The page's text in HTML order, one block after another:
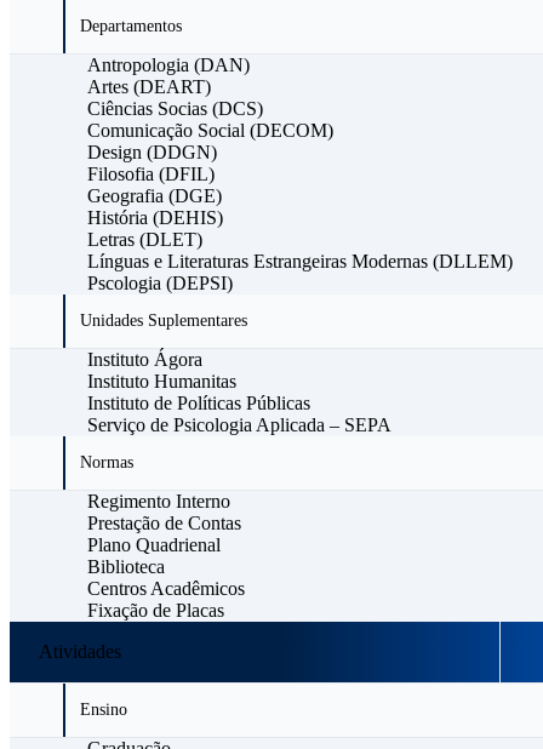
Departamentos
Antropologia (DAN)
Artes (DEART)
Ciências Socias (DCS)
Comunicação Social (DECOM)
Design (DDGN)
Filosofia (DFIL)
Geografia (DGE)
História (DEHIS)
Letras (DLET)
Línguas e Literaturas Estrangeiras Modernas (DLLEM)
Pscologia (DEPSI)
Unidades Suplementares
Instituto Ágora
Instituto Humanitas
Instituto de Políticas Públicas
Serviço de Psicologia Aplicada – SEPA
Normas
Regimento Interno
Prestação de Contas
Plano Quadrienal
Biblioteca
Centros Acadêmicos
Fixação de Placas
Atividades
Ensino